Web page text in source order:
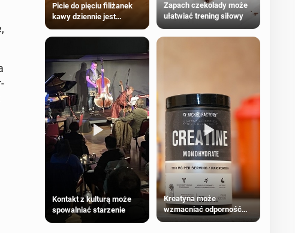
Picie do pięciu filiżanek
kawy dziennie jest
większości dorosłych
Zapach czekolady może
ułatwiać trening siłowy
Kontakt z kulturą może
spowalniać starzenie
Kreatyna może
wzmacniać odporność
przeciw nowotworom